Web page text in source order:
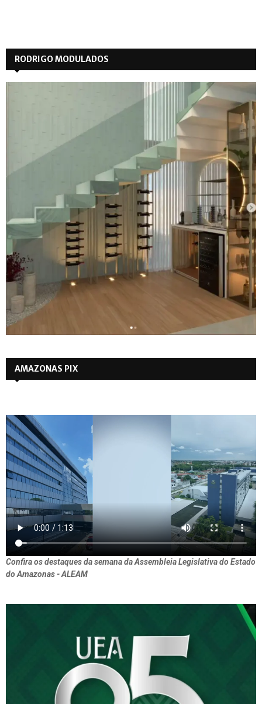
RODRIGO MODULADOS
AMAZONAS PIX
Confira os destaques da semana da Assembleia Legislativa do Estado
do Amazonas - ALEAM